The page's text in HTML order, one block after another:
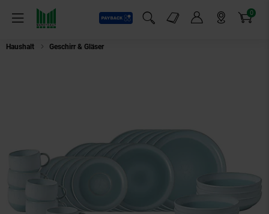
Menü
Payback
Suchfeld einblenden
Markt-Angebote 0
Artikel
Haushalt Geschirr & Gläser